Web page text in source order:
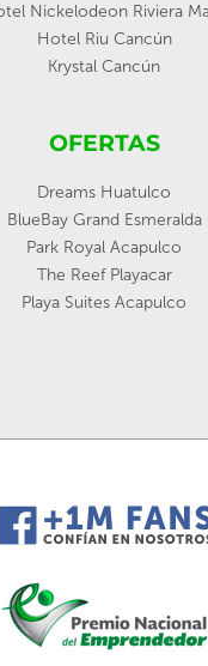
Nickelodeon Riviera
Hotel Riu Cancún
Krystal Cancún
OFERTAS
Dreams Huatulco
BlueBay Grand Esmeralda
Park Royal Acapulco
The Reef Playacar
Playa Suites Acapulco